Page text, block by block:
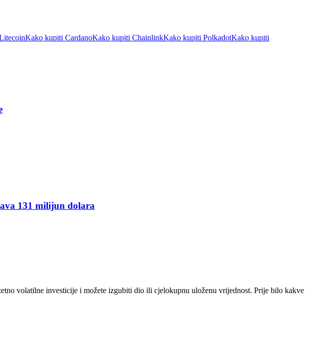
Kako kupiti CardanoKako kupiti ChainlinkKako kupiti PolkadotKako kupiti
131 milijun dolara
volatilne investicije i možete izgubiti dio ili cjelokupnu uloženu vrijednost. Prije bilo kakve